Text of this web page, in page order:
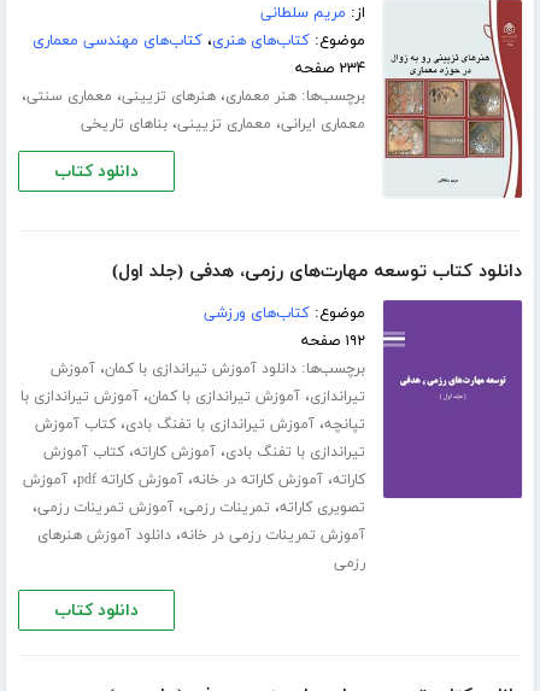
از: مریم سلطانی
موضوع:کتاب‌های هنری،کتاب‌های مهندسی معماری
۲۳۴ صفحه
برچسب‌ها:هنر معماری،هنرهای تزیینی، معماری سنتی،
معماری ایرانی، معماری تزیینی،بناهای تاریخی
دانلود کتاب
دانلود کتاب توسعه مهارت‌های رزمی، هدفی (جلد اول)
موضوع:کتاب‌های ورزشی
۱۹۲ صفحه
برچسب‌ها:دانلود آموزش تیراندازی با کمان،آموزش
تیراندازی،آموزش تیراندازی با کمان،آموزش تیراندازی با
تپانچه،آموزش تیراندازی با تفنگ بادی،کتاب آموزش
تیراندازی با تفنگ بادی،آموزش کاراته،کتاب آموزش
کاراته،آموزش کاراته در خانه،آموزش کاراته pdf ،آموزش
تصویری کاراته، تمرینات رزمی،آموزش تمرینات رزمی،
آموزش تمرینات رزمی در خانه،دانلود آموزش هنرهای
رزمی
دانلود کتاب